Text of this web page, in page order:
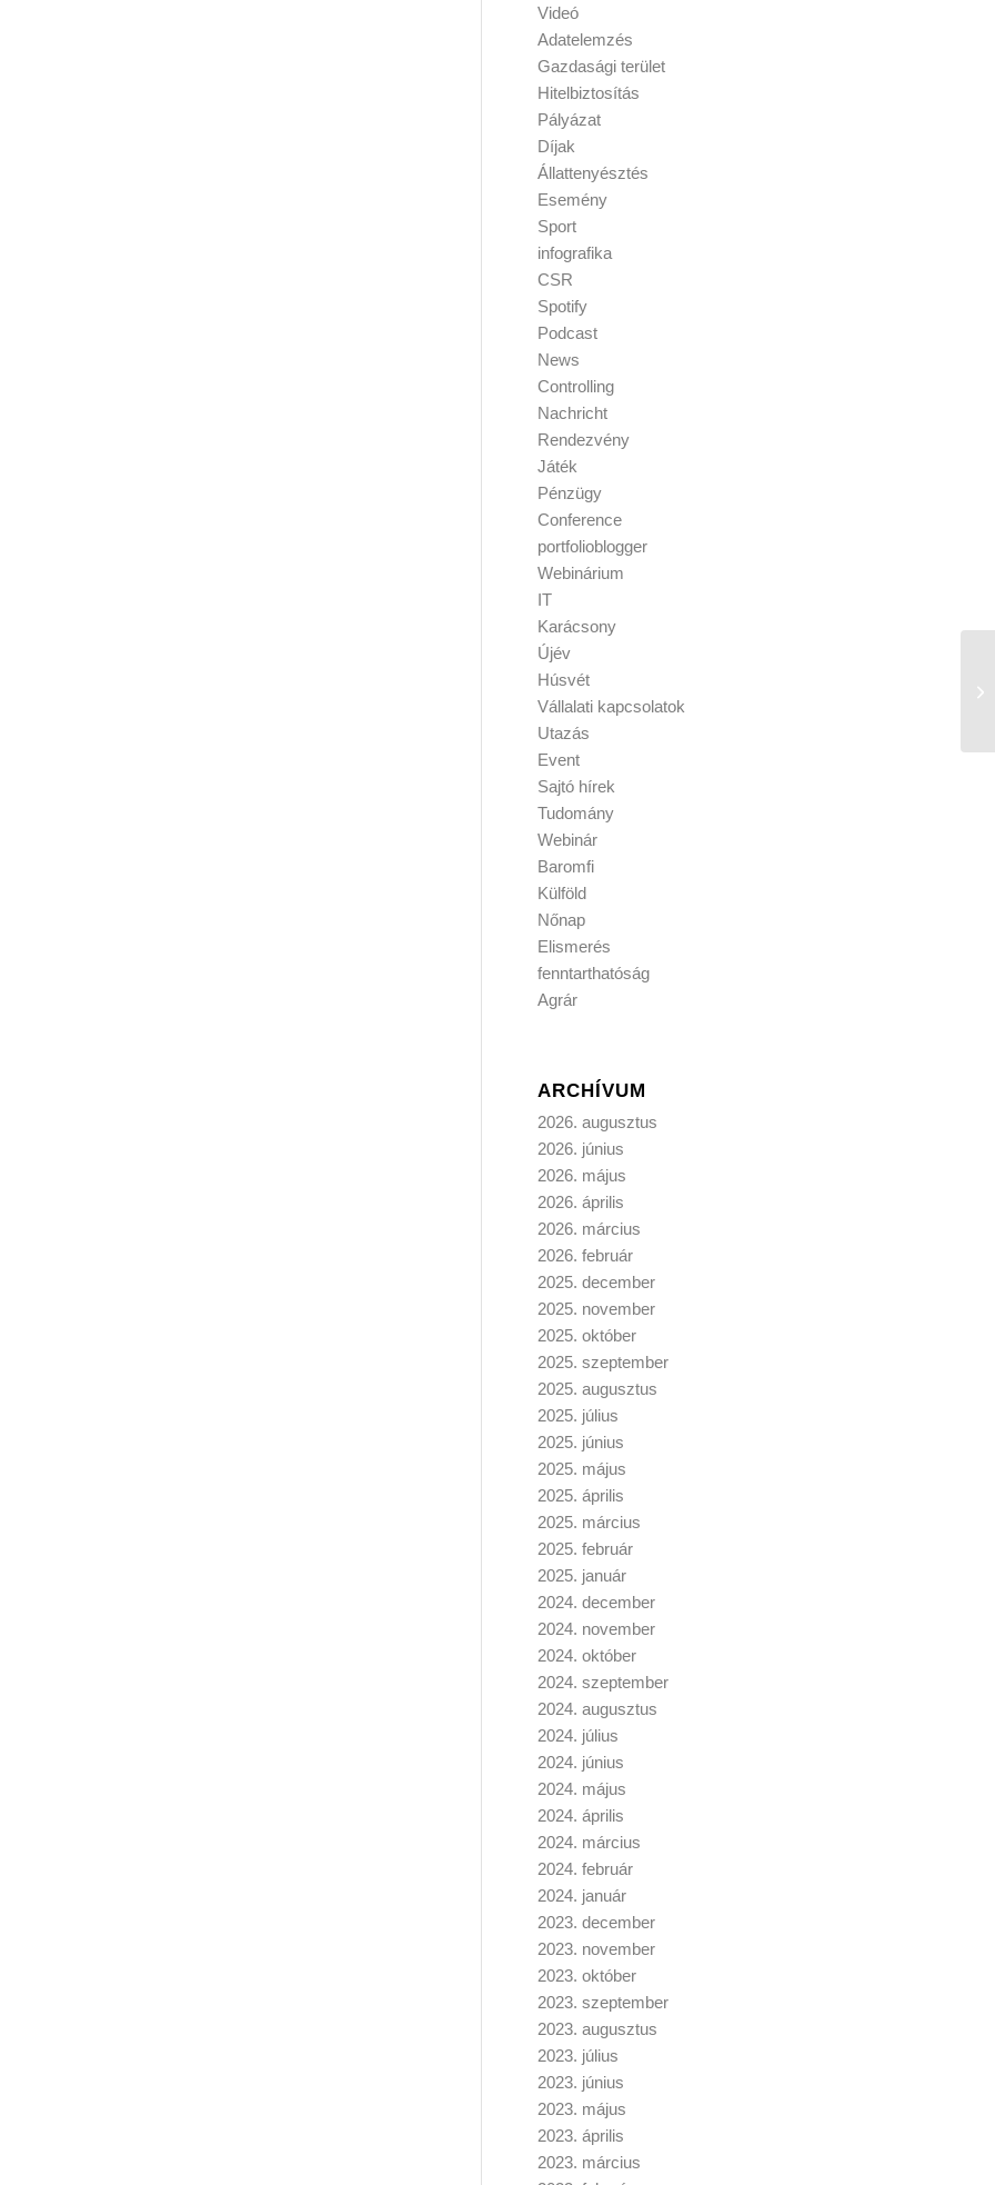
Videó
Adatelemzés
Gazdasági terület
Hitelbiztosítás
Pályázat
Díjak
Állattenyésztés
Esemény
Sport
infografika
CSR
Spotify
Podcast
News
Controlling
Nachricht
Rendezvény
Játék
Pénzügy
Conference
portfolioblogger
Webinárium
IT
Karácsony
Újév
Húsvét
Vállalati kapcsolatok
Utazás
Event
Sajtó hírek
Tudomány
Webinár
Baromfi
Külföld
Nőnap
Elismerés
fenntarthatóság
Agrár
ARCHÍVUM
2026. augusztus
2026. június
2026. május
2026. április
2026. március
2026. február
2025. december
2025. november
2025. október
2025. szeptember
2025. augusztus
2025. július
2025. június
2025. május
2025. április
2025. március
2025. február
2025. január
2024. december
2024. november
2024. október
2024. szeptember
2024. augusztus
2024. július
2024. június
2024. május
2024. április
2024. március
2024. február
2024. január
2023. december
2023. november
2023. október
2023. szeptember
2023. augusztus
2023. július
2023. június
2023. május
2023. április
2023. március